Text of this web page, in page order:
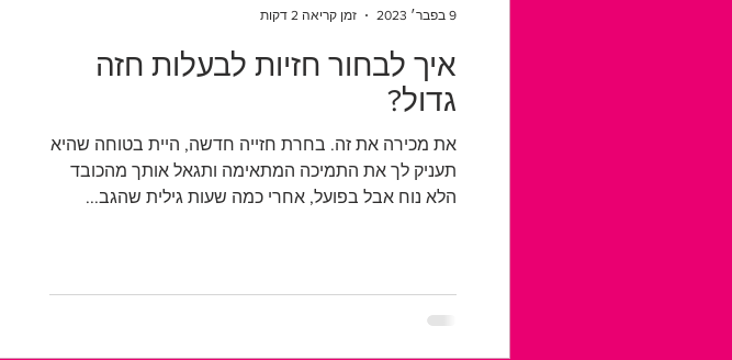
איך לבחור חזיות לבעלות חזה
גדול?
את מכירה את זה. בחרת חזייה חדשה, היית בטוחה שהיא
תעניק לך את התמיכה המתאימה ותגאל אותך מהכובד
הלא נוח אבל בפועל, אחרי כמה שעות גילית שהגב...
9 בפבר׳ 2023 זמן קריאה 2 דקות